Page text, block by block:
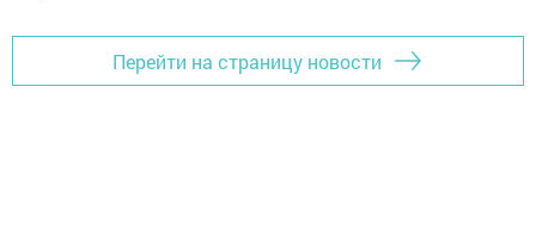
Перейти на страницу новости